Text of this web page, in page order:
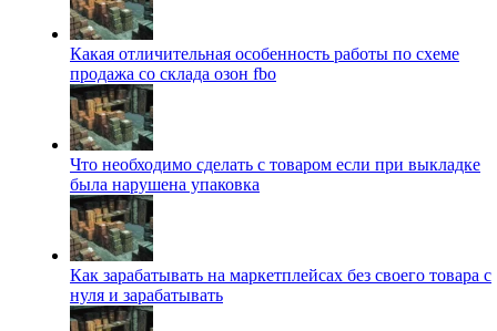
Какая отличительная особенность работы по схеме
продажа со склада озон fbo
Что необходимо сделать с товаром если при выкладке
была нарушена упаковка
Как зарабатывать на маркетплейсах без своего товара с
нуля и зарабатывать